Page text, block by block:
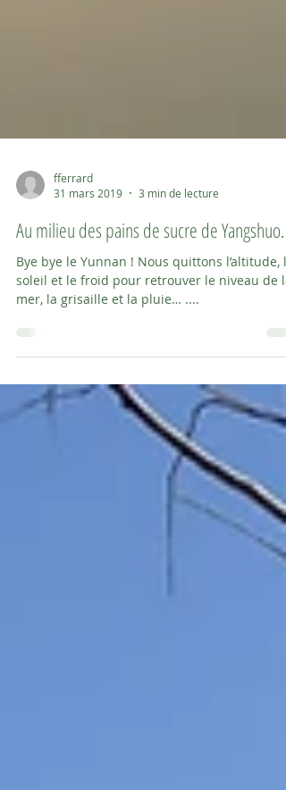
fferrard
31 mars 2019
3 min de lecture
Au milieu des pains de sucre de Yangshuo...
mer, la grisaille et la pluie… ....